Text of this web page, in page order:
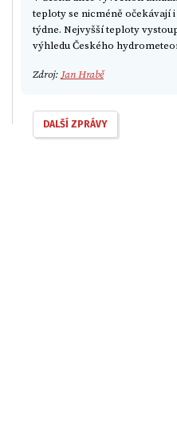
teploty se nicméně očekávají
týdne. Nejvyšší teploty
výhledu Českého
Zdroj: Jan Hrabě
DALŠÍ ZPRÁVY